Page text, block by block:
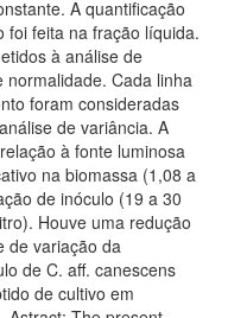
A quantificação
foi feita na fração líquida.
à análise de
Cada linha
foram consideradas
de variância. A
à fonte luminosa
na biomassa (1,08 a
de inóculo (19 a 30
Houve uma redução
de variação da
de C. aff. canescens
de cultivo em